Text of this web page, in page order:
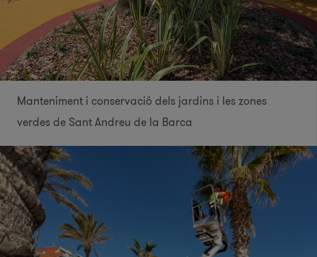
Manteniment i conservació dels jardins i les zones
verdes de Sant Andreu de la Barca